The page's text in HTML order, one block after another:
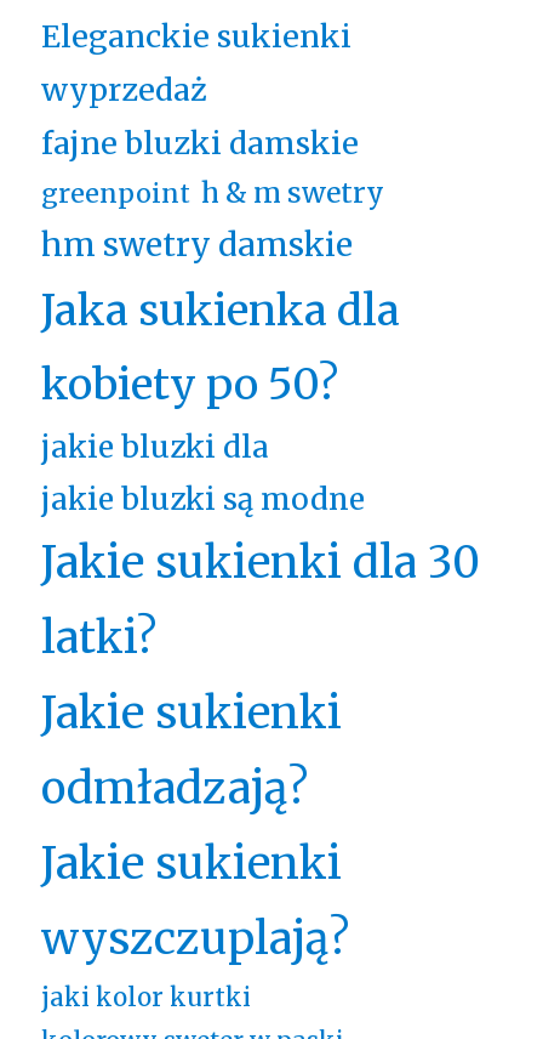
Eleganckie sukienki
wyprzedaż
fajne bluzki damskie
greenpoint h & m swetry
hm swetry damskie
Jaka sukienka dla
kobiety po 50?
jakie bluzki dla
jakie bluzki są modne
Jakie sukienki dla 30
latki?
Jakie sukienki
odmładzają?
Jakie sukienki
wyszczuplają?
jaki kolor kurtki